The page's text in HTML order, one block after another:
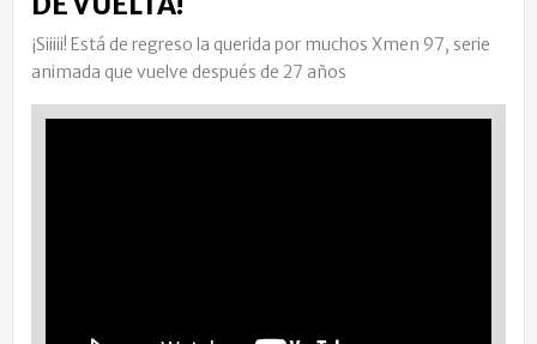
¡Siiiii! Está de regreso la querida por muchos Xmen 97, serie
animada que vuelve después de 27 años